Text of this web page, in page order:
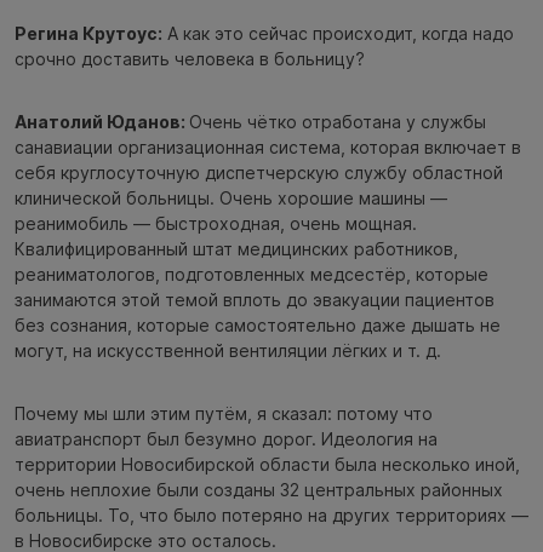
Регина Крутоус: А как это сейчас происходит, когда надо
срочно доставить человека в больницу?
Анатолий Юданов: Очень чётко отработана у службы
санавиации организационная система, которая включает в
себя круглосуточную диспетчерскую службу областной
клинической больницы. Очень хорошие машины —
реанимобиль — быстроходная, очень мощная.
Квалифицированный штат медицинских работников,
реаниматологов, подготовленных медсестёр, которые
занимаются этой темой вплоть до эвакуации пациентов
без сознания, которые самостоятельно даже дышать не
могут, на искусственной вентиляции лёгких и т. д.
Почему мы шли этим путём, я сказал: потому что
авиатранспорт был безумно дорог. Идеология на
территории Новосибирской области была несколько иной,
очень неплохие были созданы 32 центральных районных
больницы. То, что было потеряно на других территориях —
в Новосибирске это осталось.